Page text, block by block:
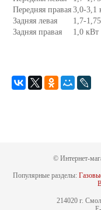
Передняя правая 3,0-3,1
Задняя левая
1,7-
Задняя правая
1,0 кВт
© Интернет-
Популярные разделы:
214020 г.